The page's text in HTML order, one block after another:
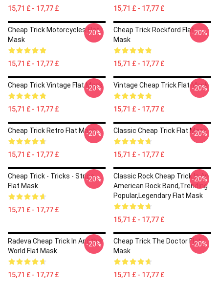
15,71 £ - 17,77 £ 15,71 £ - 17,77 £
Cheap Trick Motorcycles Flat
Mask
15,71 £ - 17,77 £
-20%
Cheap Trick Rockford Flat
Mask
15,71 £ - 17,77 £
-20%
Cheap Trick Vintage Flat Mask
15,71 £ - 17,77 £
-20% Vintage Cheap Trick Flat Mask
15,71 £ - 17,77 £
-20%
Cheap Trick Retro Flat Mask
15,71 £ - 17,77 £
-20% Classic Cheap Trick Flat Mask
15,71 £ - 17,77 £
-20%
Cheap Trick - Tricks - Stripe
Flat Mask
15,71 £ - 17,77 £
-20%
Classic Rock Cheap Trick Is An
American Rock Band,trending
Popular,legendary Flat Mask
15,71 £ - 17,77 £
-20%
Radeva Cheap Trick In Another
World Flat Mask
15,71 £ - 17,77 £
-20%
Cheap Trick The Doctor Flat
Mask
15,71 £ - 17,77 £
-20%